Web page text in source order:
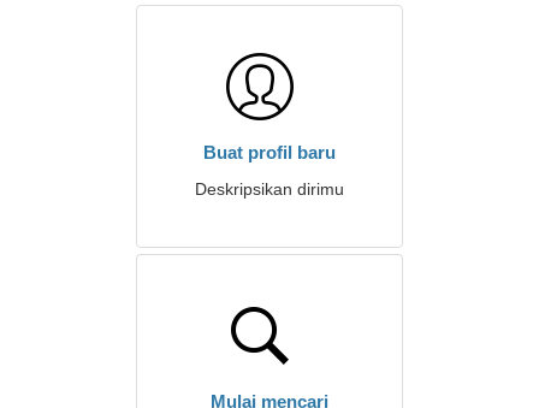
Buat profil baru
Deskripsikan dirimu
Mulai mencari